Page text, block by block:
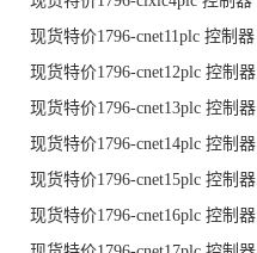
现货特价1796-cnet11plc 控制器
现货特价1796-cnet12plc 控制器
现货特价1796-cnet13plc 控制器
现货特价1796-cnet14plc 控制器
现货特价1796-cnet15plc 控制器
现货特价1796-cnet16plc 控制器